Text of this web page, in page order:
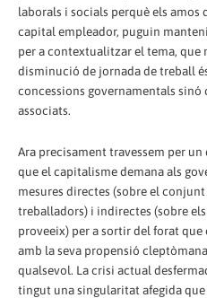
laborals i socials perquè els
capital empleador, puguin
per a contextualitzar el tema, que
disminució de jornada de treball
concessions governamentals
associats.
Ara precisament travessem per
que el capitalisme demana als
mesures directes (sobre el
treballadors) i indirectes (sobre
proveeix) per a sortir del forat
amb la seva propensió
qualsevol. La crisi actual
tingut una singularitat afegida que